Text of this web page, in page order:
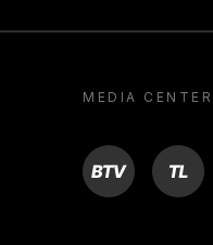
MEDIA CENTER
BTV TL